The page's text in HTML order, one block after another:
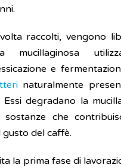
raccolti, vengono
mucillaginosa
e
naturalmente
degradano la
che
del caffè.
la prima fase di